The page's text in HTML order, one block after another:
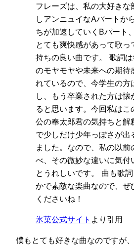
フレーズは、私の大好きな
しアンニュイなAパートか
ちが加速していくBパート
とても爽快感があって歌っ
持ちの良い曲です。 歌詞
のモヤモヤや未来への期待
れているので、今学生の方
し、もう卒業された方は懐
ると思います。今回私はこ
公の奉太郎君の気持ちと解
で少しだけ少年っぽさが出
ました。なので、私の以前
べ、その微妙な違いに気付
とうれしいです。 曲も歌
かで素敵な楽曲なので、ぜ
くださいね！
氷菓公式サイト より引用
僕もとても好きな曲なのですが